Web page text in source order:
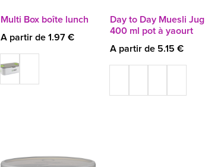
Multi Box boîte lunch
A partir de 1.97 €
Day to Day Muesli Jug
400 ml pot à yaourt
A partir de 5.15 €